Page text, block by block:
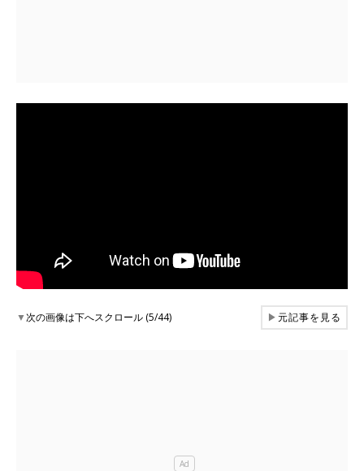
▼次の画像は下へスクロール (5/44) ▶元記事を見る